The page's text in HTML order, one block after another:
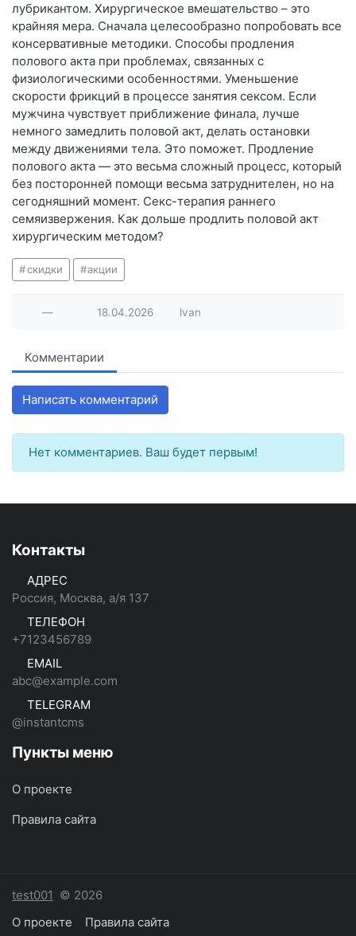
лубрикантом. Хирургическое вмешательство – это
крайняя мера. Сначала целесообразно попробовать все
консервативные методики. Способы продления
полового акта при проблемах, связанных с
физиологическими особенностями. Уменьшение
скорости фрикций в процессе занятия сексом. Если
мужчина чувствует приближение финала, лучше
немного замедлить половой акт, делать остановки
между движениями тела. Это поможет. Продление
полового акта — это весьма сложный процесс, который
без посторонней помощи весьма затруднителен, но на
сегодняшний момент. Секс-терапия раннего
семяизвержения. Как дольше продлить половой акт
хирургическим методом?
скидки акции
— 18.04.2026 lvan
Комментарии
Написать комментарий
Нет комментариев. Ваш будет первым!
Контакты
АДРЕС
Россия, Москва, а/я 137
ТЕЛЕФОН
+7123456789
EMAIL
abc@example.com
TELEGRAM
@instantcms
Пункты меню
О проекте
Правила сайта
test001 © 2026
О проекте
Правила сайта